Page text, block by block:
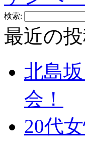
検索:
最近の
北島
会！
20代